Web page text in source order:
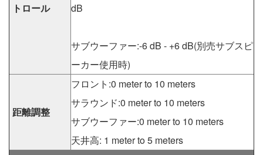
トロール
dB
サブウーファー:-6 dB - +6 dB(別売サブスピ
ーカー使用時)
距離調整
フロント:0 meter to 10 meters
サラウンド:0 meter to 10 meters
サブウーファー:0 meter to 10 meters
天井高: 1 meter to 5 meters